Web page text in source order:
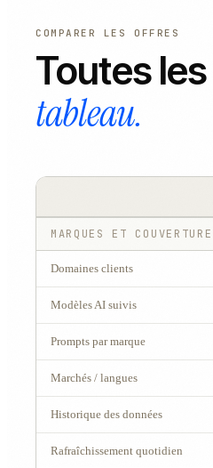
COMPARER LES OFFRES
Toutes
tableau.
MARQUES ET COUVERTURE
Domaines clients
Modèles AI suivis
Prompts par marque
Marchés / langues
Historique des données
Rafraîchissement quotidien